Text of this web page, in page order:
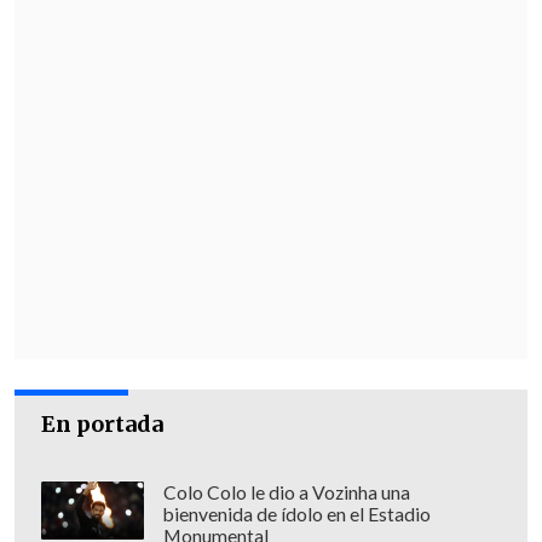
En portada
Colo Colo le dio a Vozinha una
bienvenida de ídolo en el Estadio
Monumental